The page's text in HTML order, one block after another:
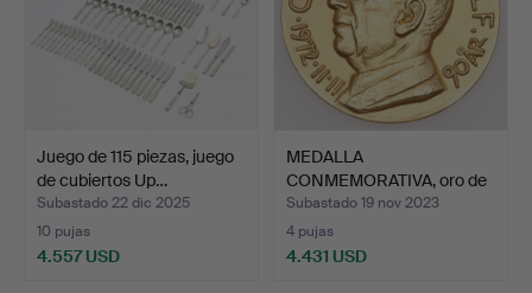
Juego de 115 piezas, juego
de cubiertos Up…
Subastado 22 dic 2025
10 pujas
4.557 USD
MEDALLA
CONMEMORATIVA, oro de
18 quilates,…
Subastado 19 nov 2023
4 pujas
4.431 USD